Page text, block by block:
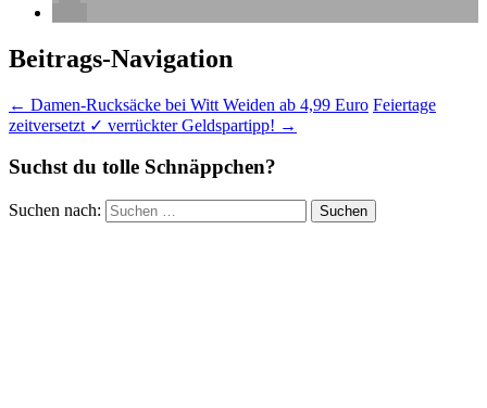
Beitrags-Navigation
← Damen-Rucksäcke bei Witt Weiden ab 4,99 Euro Feiertage
zeitversetzt ✓ verrückter Geldspartipp! →
Suchst du tolle Schnäppchen?
Suchen nach: